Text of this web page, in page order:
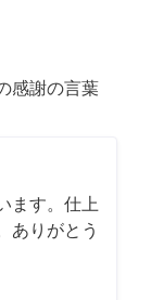
感謝の言葉
ます。仕上
ありがとう